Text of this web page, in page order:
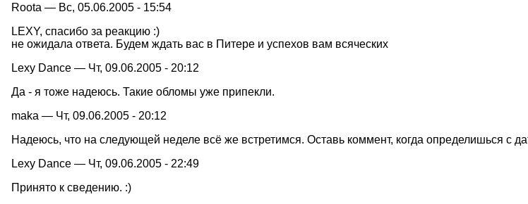
Roota — Вс, 05.06.2005 - 15:54
LEXY, спасибо за реакцию :)
не ожидала ответа. Будем ждать вас в Питере и успехов вам всяческих
Lexy Dance — Чт, 09.06.2005 - 20:12
Да - я тоже надеюсь. Такие обломы уже припекли.
maka — Чт, 09.06.2005 - 20:12
Надеюсь, что на следующей неделе всё же встретимся. Оставь коммент, когда определишься с
Lexy Dance — Чт, 09.06.2005 - 22:49
Принято к сведению. :)